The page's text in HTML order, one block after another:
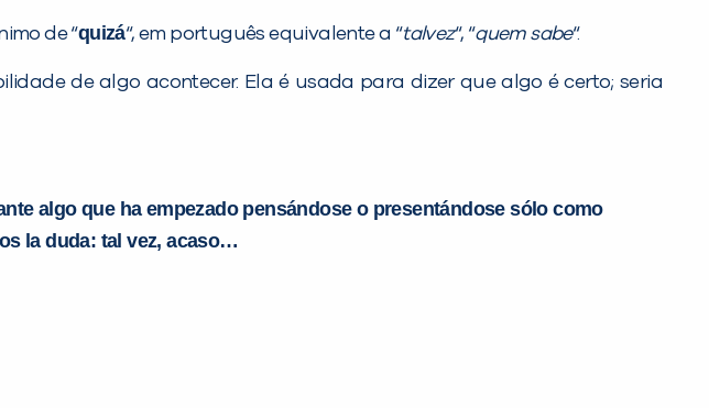
de “quizá“, em português equivalente a “talvez“, “quem sabe“.
de algo acontecer. Ela é usada para dizer que algo é certo; seria
algo que ha empezado pensándose o presentándose sólo como
la duda: tal vez, acaso…